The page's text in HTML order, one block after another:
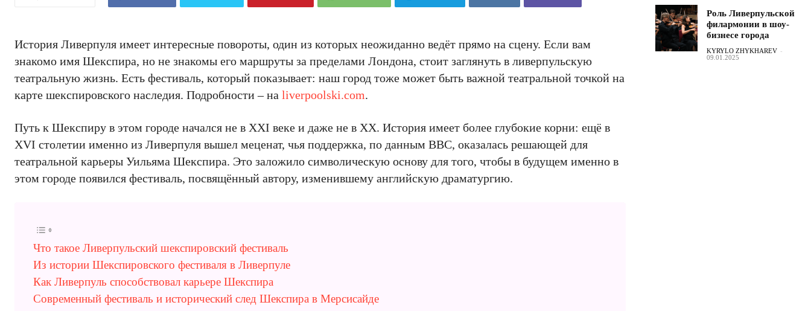
История Ливерпуля имеет интересные повороты, один из которых неожиданно ведёт прямо на сцену. Если вам
знакомо имя Шекспира, но не знакомы его маршруты за пределами Лондона, стоит заглянуть в ливерпульскую
театральную жизнь. Есть фестиваль, который показывает: наш город тоже может быть важной театральной точкой на
карте шекспировского наследия. Подробности – на liverpoolski.com.
Путь к Шекспиру в этом городе начался не в XXI веке и даже не в XX. История имеет более глубокие корни: ещё в
XVI столетии именно из Ливерпуля вышел меценат, чья поддержка, по данным BBC, оказалась решающей для
театральной карьеры Уильяма Шекспира. Это заложило символическую основу для того, чтобы в будущем именно в
этом городе появился фестиваль, посвящённый автору, изменившему английскую драматургию.
Что такое Ливерпульский шекспировский фестиваль
Из истории Шекспировского фестиваля в Ливерпуле
Как Ливерпуль способствовал карьере Шекспира
Современный фестиваль и исторический след Шекспира в Мерсисайде
Роль Ливерпульской
филармонии в шоу-
бизнесе города
KYRYLO ZHYKHAREV -
09.01.2025